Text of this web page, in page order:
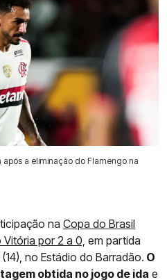
a eliminação do Flamengo na
na Copa do Brasil
por 2 a 0, em partida
no Estádio do Barradão. O
obtida no jogo de ida e